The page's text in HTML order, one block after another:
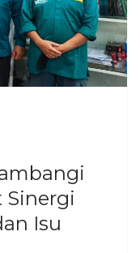
Sinergi
Isu